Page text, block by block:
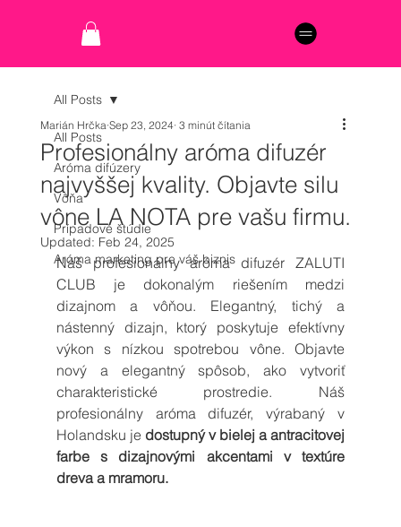
All Posts
Aróma difúzery
Vôňa
Prípadové štúdie
Aróma marketing pre váš biznis
All Posts
Profesionálny aróma difuzér
najvyššej kvality. Objavte silu
vône LA NOTA pre vašu firmu.
Marián Hrčka Sep 23, 2024 3 minút čítania
Updated: Feb 24, 2025
Náš profesionálny aróma difuzér ZALUTI
CLUB je dokonalým riešením medzi
dizajnom a vôňou. Elegantný, tichý a
nástenný dizajn, ktorý poskytuje efektívny
výkon s nízkou spotrebou vône. Objavte
nový a elegantný spôsob, ako vytvoriť
charakteristické prostredie. Náš
profesionálny aróma difuzér, výrabaný v
Holandsku je dostupný v bielej a antracitovej
farbe s dizajnovými akcentami v textúre
dreva a mramoru.